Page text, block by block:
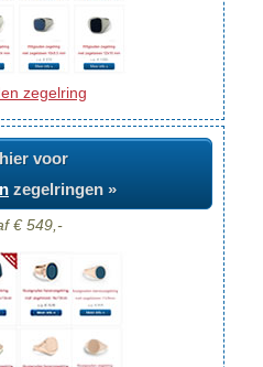
zegelring
voor
zegelringen »
€ 549,-